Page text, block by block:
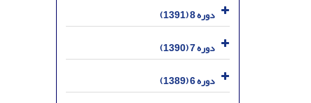
دوره 8 (1391)
دوره 7 (1390)
دوره 6 (1389)